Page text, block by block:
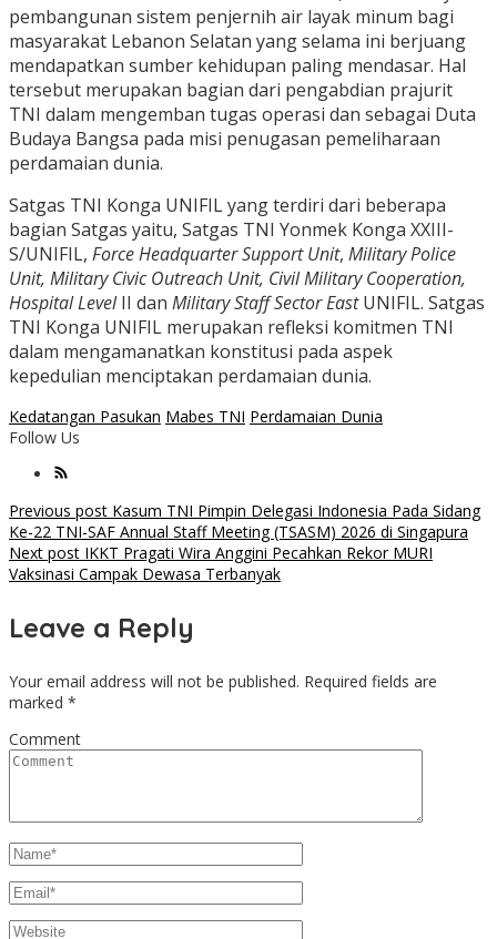
pembangunan sistem penjernih air layak minum bagi
masyarakat Lebanon Selatan yang selama ini berjuang
mendapatkan sumber kehidupan paling mendasar. Hal
tersebut merupakan bagian dari pengabdian prajurit
TNI dalam mengemban tugas operasi dan sebagai Duta
Budaya Bangsa pada misi penugasan pemeliharaan
perdamaian dunia.
Satgas TNI Konga UNIFIL yang terdiri dari beberapa
bagian Satgas yaitu, Satgas TNI Yonmek Konga XXIII-
S/UNIFIL, Force Headquarter Support Unit, Military Police
Unit, Military Civic Outreach Unit, Civil Military Cooperation,
Hospital LevelII dan Military Staff Sector EastUNIFIL. Satgas
TNI Konga UNIFIL merupakan refleksi komitmen TNI
dalam mengamanatkan konstitusi pada aspek
kepedulian menciptakan perdamaian dunia.
Kedatangan Pasukan Mabes TNI Perdamaian Dunia
Follow Us
Post
navigation
Previous post Kasum TNI Pimpin Delegasi Indonesia Pada Sidang
Ke-22 TNI-SAF Annual Staff Meeting (TSASM) 2026 di Singapura
Next post IKKT Pragati Wira Anggini Pecahkan Rekor MURI
Vaksinasi Campak Dewasa Terbanyak
Leave a Reply
Your email address will not be published. Required fields are
marked *
Comment